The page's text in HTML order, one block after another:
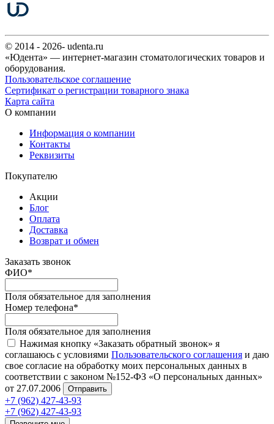
© 2014 - 2026- udenta.ru
«Юдента» — интернет-магазин стоматологических товаров и
оборудования.
Пользовательское соглашение
Сертификат о регистрации товарного знака
Карта сайта
О компании
Информация о компании
Контакты
Реквизиты
Покупателю
Акции
Блог
Оплата
Доставка
Возврат и обмен
Заказать звонок
ФИО*
Поля обязательное для заполнения
Номер телефона*
Поля обязательное для заполнения
Нажимая кнопку «Заказать обратный звонок» я
соглашаюсь с условиями Пользовательского соглашения и даю
свое согласие на обработку моих персональных данных в
соответствии с законом №152-ФЗ «О персональных данных»
от 27.07.2006
Отправить
+7 (962) 427-43-93
+7 (962) 427-43-93